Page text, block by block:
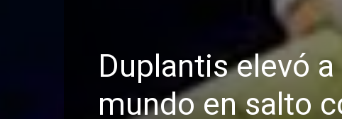
Duplantis elevó
mundo en salto